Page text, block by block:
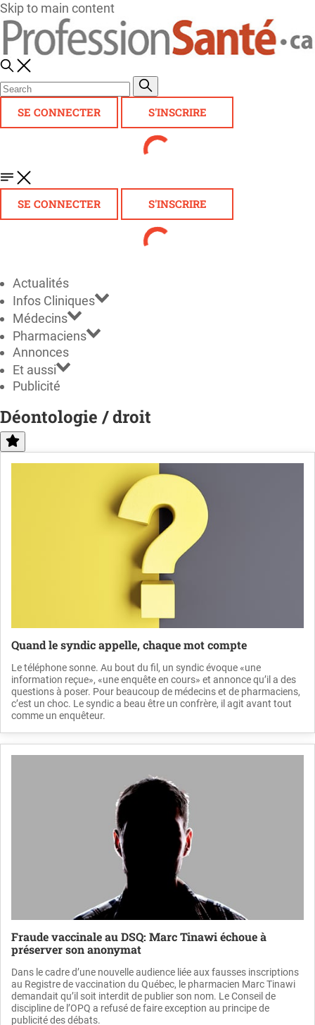
Skip to main content
SE CONNECTER S'INSCRIRE
SE CONNECTER S'INSCRIRE
Actualités
Infos Cliniques
Médecins
Pharmaciens
Annonces
Et aussi
Publicité
Déontologie / droit
Quand le syndic appelle, chaque mot compte
Le téléphone sonne. Au bout du fil, un syndic évoque «une
information reçue», «une enquête en cours» et annonce qu’il a des
questions à poser. Pour beaucoup de médecins et de pharmaciens,
c’est un choc. Le syndic a beau être un confrère, il agit avant tout
comme un enquêteur.
Fraude vaccinale au DSQ: Marc Tinawi échoue à
préserver son anonymat
Dans le cadre d’une nouvelle audience liée aux fausses inscriptions
au Registre de vaccination du Québec, le pharmacien Marc Tinawi
demandait qu’il soit interdit de publier son nom. Le Conseil de
discipline de l’OPQ a refusé de faire exception au principe de
publicité des débats.